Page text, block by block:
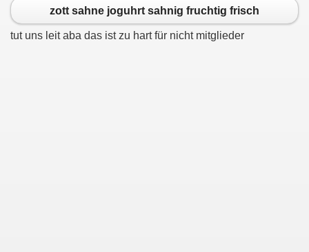
zott sahne joguhrt sahnig fruchtig frisch
tut uns leit aba das ist zu hart für nicht mitglieder